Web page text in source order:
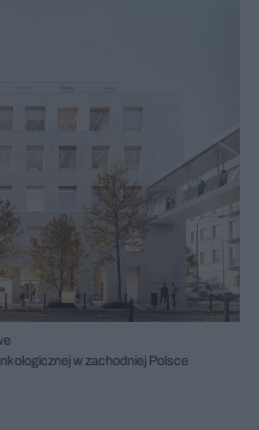
w zachodniej Polsce